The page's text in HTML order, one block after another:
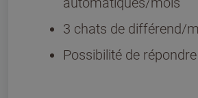
3 chats de différend/
Possibilité de